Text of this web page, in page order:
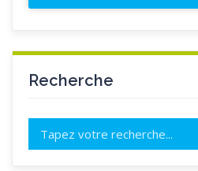
Recherche